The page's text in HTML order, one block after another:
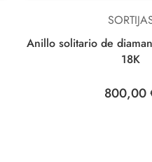
Anillo solitario de
18K
800,00